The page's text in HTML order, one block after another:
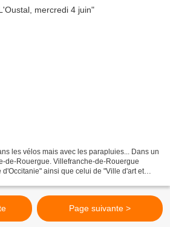
les vélos mais avec les parapluies... Dans un
de-Rouergue. Villefranche-de-Rouergue
ainsi que celui de "Ville d'art et
Page suivante >